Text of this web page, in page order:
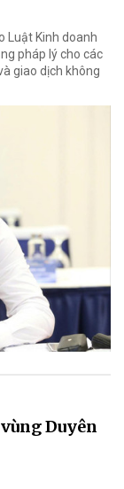
Luật Kinh doanh
pháp lý cho các
giao dịch không
Duyên